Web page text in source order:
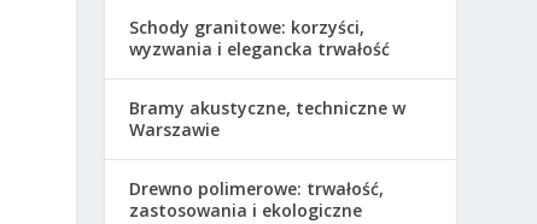
Schody granitowe: korzyści,
wyzwania i elegancka trwałość
Bramy akustyczne, techniczne w
Warszawie
Drewno polimerowe: trwałość,
zastosowania i ekologiczne